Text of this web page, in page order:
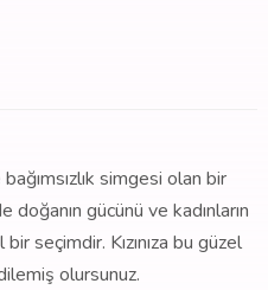
simgesi olan bir
gücünü ve kadınların
seçimdir. Kızınıza bu güzel
olursunuz.